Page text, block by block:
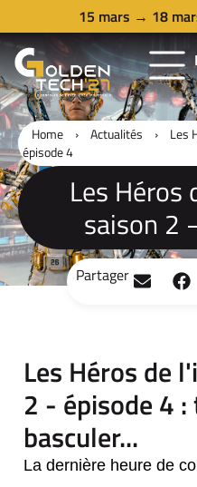
15 mars → 18
Home › Actualités ›
Les
épisode 4
Les Héros
saison 2
Partager
Les Héros de
2 - épisode 4
basculer...
La dernière heure de